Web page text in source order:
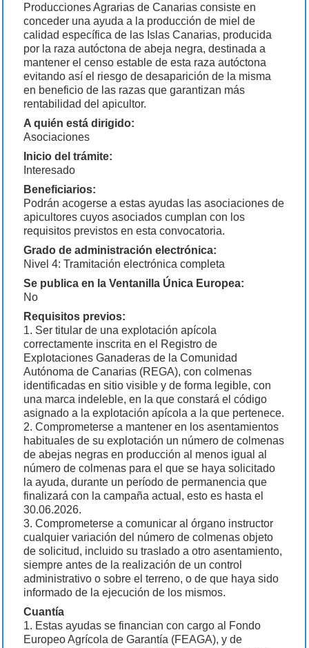
Producciones Agrarias de Canarias consiste en
conceder una ayuda a la producción de miel de
calidad específica de las Islas Canarias, producida
por la raza autóctona de abeja negra, destinada a
mantener el censo estable de esta raza autóctona
evitando así el riesgo de desaparición de la misma
en beneficio de las razas que garantizan más
rentabilidad del apicultor.
A quién está dirigido:
Asociaciones
Inicio del trámite:
Interesado
Beneficiarios:
Podrán acogerse a estas ayudas las asociaciones de
apicultores cuyos asociados cumplan con los
requisitos previstos en esta convocatoria.
Grado de administración electrónica:
Nivel 4: Tramitación electrónica completa
Se publica en la Ventanilla Única Europea:
No
Requisitos previos:
1. Ser titular de una explotación apícola
correctamente inscrita en el Registro de
Explotaciones Ganaderas de la Comunidad
Autónoma de Canarias (REGA), con colmenas
identificadas en sitio visible y de forma legible, con
una marca indeleble, en la que constará el código
asignado a la explotación apícola a la que pertenece.
2. Comprometerse a mantener en los asentamientos
habituales de su explotación un número de colmenas
de abejas negras en producción al menos igual al
número de colmenas para el que se haya solicitado
la ayuda, durante un período de permanencia que
finalizará con la campaña actual, esto es hasta el
30.06.2026.
3. Comprometerse a comunicar al órgano instructor
cualquier variación del número de colmenas objeto
de solicitud, incluido su traslado a otro asentamiento,
siempre antes de la realización de un control
administrativo o sobre el terreno, o de que haya sido
informado de la ejecución de los mismos.
Cuantía
1. Estas ayudas se financian con cargo al Fondo
Europeo Agrícola de Garantía (FEAGA), y de